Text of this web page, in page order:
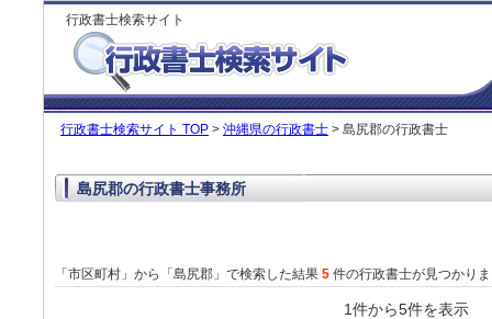
行政書士検索サイト
行政書士検索サイト TOP > 沖縄県の行政書士 > 島尻郡の行政書士
島尻郡の行政書士事務所
「市区町村」から「島尻郡」で検索した結果 5 件の行政書士が見つかり
1件から5件を表